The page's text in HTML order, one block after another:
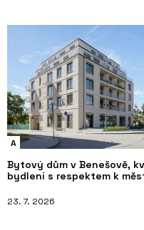
A
Bytový dům v Benešově,
bydlení s respektem k
23. 7. 2026